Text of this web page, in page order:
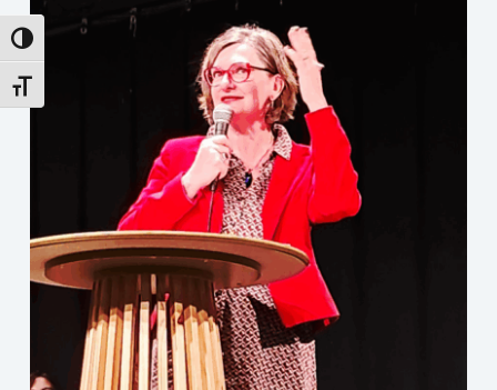
Passer en contraste élevé
Changer la taille de la police